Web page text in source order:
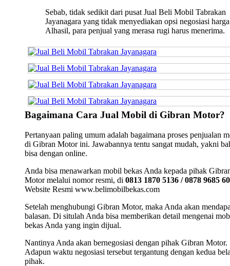
Sebab, tidak sedikit dari pusat Jual Beli Mobil Tabrakan
Jayanagara yang tidak menyediakan opsi negosiasi
Alhasil, para penjual yang merasa rugi harus menerima.
Bagaimana Cara Jual Mobil di Gibran Motor?
Pertanyaan paling umum adalah bagaimana proses penjualan
di Gibran Motor ini. Jawabannya tentu sangat mudah, yakni
bisa dengan online.
Anda bisa menawarkan mobil bekas Anda kepada pihak
Motor melalui nomor resmi, di 0813 1870 5136 / 0878 9685
Website Resmi www.belimobilbekas.com
Setelah menghubungi Gibran Motor, maka Anda akan
balasan. Di situlah Anda bisa memberikan detail mengenai
bekas Anda yang ingin dijual.
Nantinya Anda akan bernegosiasi dengan pihak Gibran Motor.
Adapun waktu negosiasi tersebut tergantung dengan kedua
pihak.